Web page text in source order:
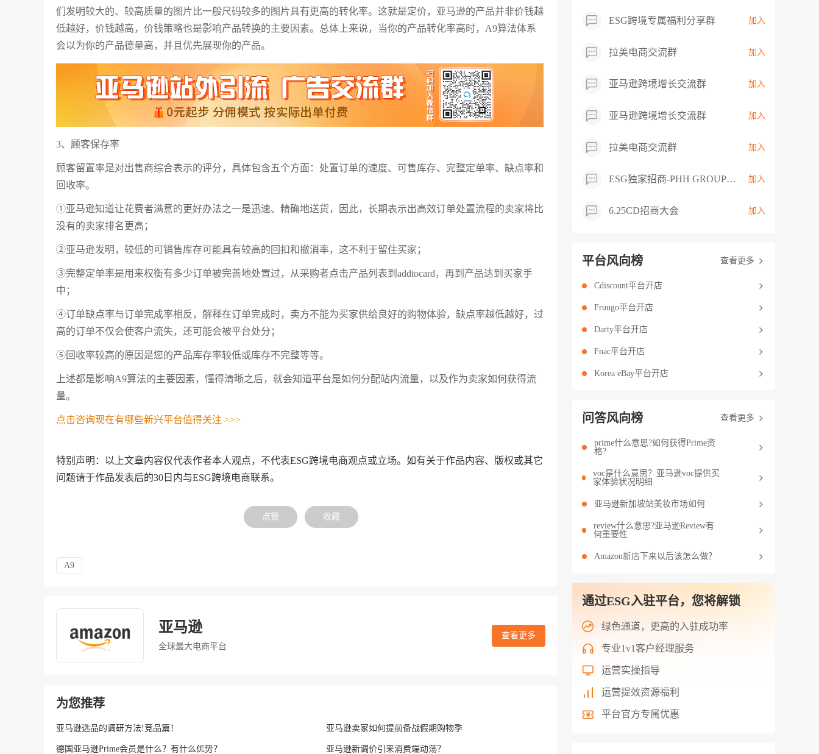
们发明较大的、较高质量的图片比一般尺码较多的图片具有更高的转化率。这就是定价，亚马逊的产品并非价钱越
低越好，价钱越高，价钱策略也是影响产品转换的主要因素。总体上来说，当你的产品转化率高时，A9算法体系
会以为你的产品德量高，并且优先展现你的产品。
3、顾客保存率
顾客留置率是对出售商综合表示的评分，具体包含五个方面：处置订单的速度、可售库存、完整定单率、缺点率和
回收率。
①亚马逊知道让花费者满意的更好办法之一是迅速、精确地送货，因此，长期表示出高效订单处置流程的卖家将比
没有的卖家排名更高；
②亚马逊发明，较低的可销售库存可能具有较高的回扣和撤消率，这不利于留住买家；
③完整定单率是用来权衡有多少订单被完善地处置过，从采购者点击产品列表到addtocard，再到产品达到买家手
中；
④订单缺点率与订单完成率相反，解释在订单完成时，卖方不能为买家供给良好的购物体验，缺点率越低越好，过
高的订单不仅会使客户流失，还可能会被平台处分；
⑤回收率较高的原因是您的产品库存率较低或库存不完整等等。
上述都是影响A9算法的主要因素，懂得清晰之后，就会知道平台是如何分配站内流量，以及作为卖家如何获得流
量。
点击咨询现在有哪些新兴平台值得关注 >>>
特别声明：以上文章内容仅代表作者本人观点，不代表ESG跨境电商观点或立场。如有关于作品内容、版权或其它
问题请于作品发表后的30日内与ESG跨境电商联系。
点赞 收藏
A9
亚马逊
全球最大电商平台
查看更多
为您推荐
亚马逊选品的调研方法!竞品篇！ 亚马逊卖家如何提前备战假期购物季
德国亚马逊Prime会员是什么？有什么优势？ 亚马逊新调价引来消费端动荡？
ESG跨境专属福利分享群 加入
拉美电商交流群 加入
亚马逊跨境增长交流群 加入
亚马逊跨境增长交流群 加入
拉美电商交流群 加入
ESG独家招商-PHH GROUP卖家交流群 加入
6.25CD招商大会 加入
平台风向榜 查看更多
Cdiscount平台开店
Fruugo平台开店
Darty平台开店
Fnac平台开店
Korea eBay平台开店
问答风向榜 查看更多
prime什么意思?如何获得Prime资
格?
voc是什么意思？亚马逊voc提供买
家体验状况明细
亚马逊新加坡站美妆市场如何
review什么意思?亚马逊Review有
何重要性
Amazon新店下来以后该怎么做？
通过ESG入驻平台，您将解锁
绿色通道，更高的入驻成功率
专业1v1客户经理服务
运营实操指导
运营提效资源福利
平台官方专属优惠